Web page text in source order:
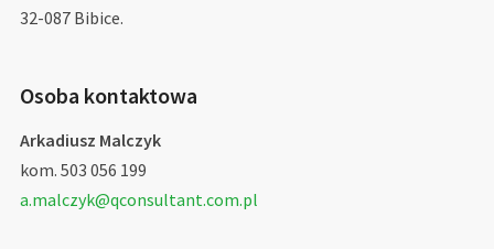
32-087 Bibice.
Osoba kontaktowa
Arkadiusz Malczyk
kom. 503 056 199
a.malczyk@qconsultant.com.pl